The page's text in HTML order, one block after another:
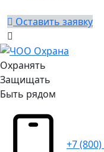
Оставить заявку
Охранять
Защищать
Быть рядом
+7